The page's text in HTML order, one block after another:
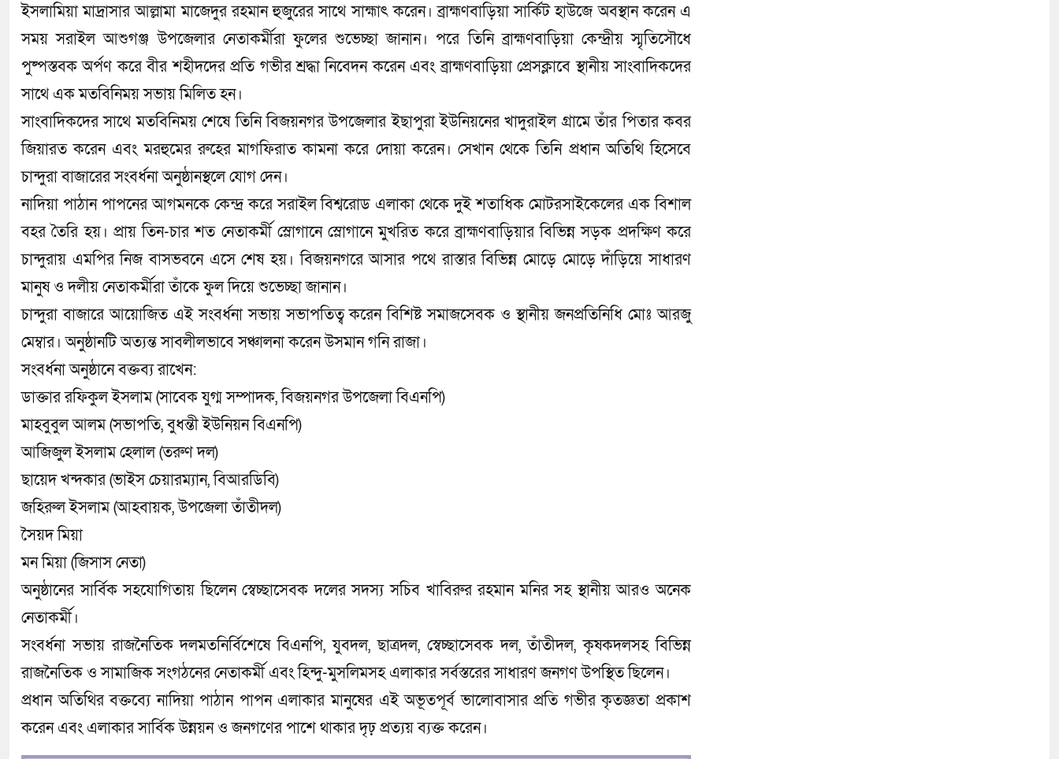
ইসলামিয়া মাদ্রাসার আল্লামা মাজেদুর রহমান হুজুরের সাথে সাহ্মাৎ করেন। ব্রাহ্মণবাড়িয়া সার্কিট হাউজে অবস্থান করেন এ
সময় সরাইল আশুগঞ্জ উপজেলার নেতাকর্মীরা ফুলের শুভেচ্ছা জানান। পরে তিনি ব্রাহ্মণবাড়িয়া কেন্দ্রীয় স্মৃতিসৌধে
পুষ্পস্তবক অর্পণ করে বীর শহীদদের প্রতি গভীর শ্রদ্ধা নিবেদন করেন এবং ব্রাহ্মণবাড়িয়া প্রেসক্লাবে স্থানীয় সাংবাদিকদের
সাথে এক মতবিনিময় সভায় মিলিত হন।
​সাংবাদিকদের সাথে মতবিনিময় শেষে তিনি বিজয়নগর উপজেলার ইছাপুরা ইউনিয়নের খাদুরাইল গ্রামে তাঁর পিতার কবর
জিয়ারত করেন এবং মরহুমের রুহের মাগফিরাত কামনা করে দোয়া করেন। সেখান থেকে তিনি প্রধান অতিথি হিসেবে
চান্দুরা বাজারের সংবর্ধনা অনুষ্ঠানস্থলে যোগ দেন।
​নাদিয়া পাঠান পাপনের আগমনকে কেন্দ্র করে সরাইল বিশ্বরোড এলাকা থেকে দুই শতাধিক মোটরসাইকেলের এক বিশাল
বহর তৈরি হয়। প্রায় তিন-চার শত নেতাকর্মী স্লোগানে স্লোগানে মুখরিত করে ব্রাহ্মণবাড়িয়ার বিভিন্ন সড়ক প্রদক্ষিণ করে
চান্দুরায় এমপির নিজ বাসভবনে এসে শেষ হয়। বিজয়নগরে আসার পথে রাস্তার বিভিন্ন মোড়ে মোড়ে দাঁড়িয়ে সাধারণ
মানুষ ও দলীয় নেতাকর্মীরা তাঁকে ফুল দিয়ে শুভেচ্ছা জানান।
​চান্দুরা বাজারে আয়োজিত এই সংবর্ধনা সভায় সভাপতিত্ব করেন বিশিষ্ট সমাজসেবক ও স্থানীয় জনপ্রতিনিধি মোঃ আরজু
মেম্বার। অনুষ্ঠানটি অত্যন্ত সাবলীলভাবে সঞ্চালনা করেন উসমান গনি রাজা।
​সংবর্ধনা অনুষ্ঠানে বক্তব্য রাখেন:
​ডাক্তার রফিকুল ইসলাম (সাবেক যুগ্ম সম্পাদক, বিজয়নগর উপজেলা বিএনপি)
​মাহবুবুল আলম (সভাপতি, বুধন্তী ইউনিয়ন বিএনপি)
​আজিজুল ইসলাম হেলাল (তরুণ দল)
​ছায়েদ খন্দকার (ভাইস চেয়ারম্যান, বিআরডিবি)
​জহিরুল ইসলাম (আহবায়ক, উপজেলা তাঁতীদল)
​সৈয়দ মিয়া
​মন মিয়া (জিসাস নেতা)
​অনুষ্ঠানের সার্বিক সহযোগিতায় ছিলেন স্বেচ্ছাসেবক দলের সদস্য সচিব খাবিরুর রহমান মনির সহ স্থানীয় আরও অনেক
নেতাকর্মী।
​সংবর্ধনা সভায় রাজনৈতিক দলমতনির্বিশেষে বিএনপি, যুবদল, ছাত্রদল, স্বেচ্ছাসেবক দল, তাঁতীদল, কৃষকদলসহ বিভিন্ন
রাজনৈতিক ও সামাজিক সংগঠনের নেতাকর্মী এবং হিন্দু-মুসলিমসহ এলাকার সর্বস্তরের সাধারণ জনগণ উপস্থিত ছিলেন।
​প্রধান অতিথির বক্তব্যে নাদিয়া পাঠান পাপন এলাকার মানুষের এই অভূতপূর্ব ভালোবাসার প্রতি গভীর কৃতজ্ঞতা প্রকাশ
করেন এবং এলাকার সার্বিক উন্নয়ন ও জনগণের পাশে থাকার দৃঢ় প্রত্যয় ব্যক্ত করেন।